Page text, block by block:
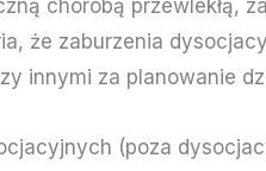
chorobą przewlekłą,
że zaburzenia
innymi za planowanie
(poza